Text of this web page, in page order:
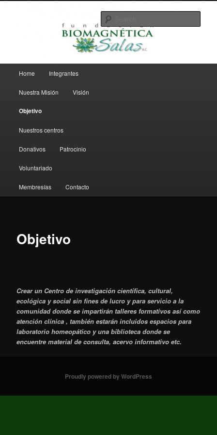
Fundación Salas
Skip to primary content
Home Integrantes
Nuestra Misión Visión
Objetivo
Nuestros centros
Donativos Patrocinio
Voluntariado
Membresías Contacto
Objetivo
Crear un Centro de investigación científica, cultural,
ecológica y social sin fines de lucro y para servicio a la
comunidad donde se impartirán talleres formativos así como
atención clínica , también estarán incluidos espacios para
laboratorio homeopático y una biblioteca donde se
encuentre material de consulta, acervo informativo etc.
Proudly powered by WordPress